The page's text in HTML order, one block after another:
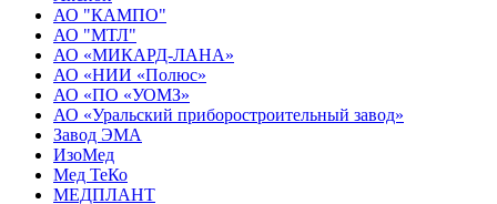
АО "КАМПО"
АО "МТЛ"
АО «МИКАРД-ЛАНА»
АО «НИИ «Полюс»
АО «ПО «УОМЗ»
АО «Уральский приборостроительный завод»
Завод ЭМА
ИзоМед
Мед ТеКо
МЕДПЛАНТ